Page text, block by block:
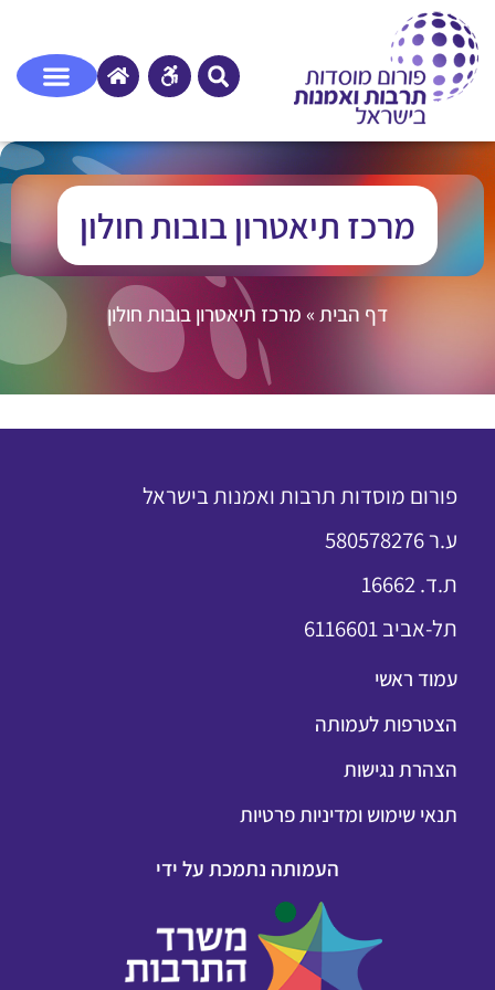
מרכז תיאטרון בובות חולון
דף הבית»מרכז תיאטרון בובות חולון
פורום מוסדות תרבות ואמנות בישראל
ע.ר 580578276
ת.ד. 16662
תל-אביב 6116601
עמוד ראשי
הצטרפות לעמותה
הצהרת נגישות
תנאי שימוש ומדיניות פרטיות
העמותה נתמכת על ידי